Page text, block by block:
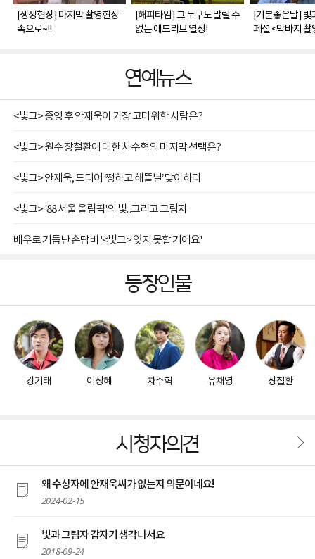
[생생현장] 마지막 촬영현장
속으로~!!
[해피타임] 그 누구도 말릴 수
없는 애드리브 열정!
[기분좋은날] 빛
페셜 <막바지 촬
연예뉴스
<빛그> 종영 후 안재욱이 가장 고마워한 사람은?
<빛그> 원수 장철환에 대한 차수혁의 마지막 선택은?
<빛그> 안재욱, 드디어 ‘쨍하고 해뜰날’ 맞이하다
<빛그> '88 서울 올림픽'의 빛...그리고 그림자
배우로 거듭난 손담비 '<빛그> 잊지 못할 거에요'
등장인물
강기태 이정혜 차수혁 유채영 장철환
시청자의견
왜 수상자에 안재욱씨가 없는지 의문이네요!
2024-02-15
빛과 그림자 갑자기 생각나서요
2018-09-24